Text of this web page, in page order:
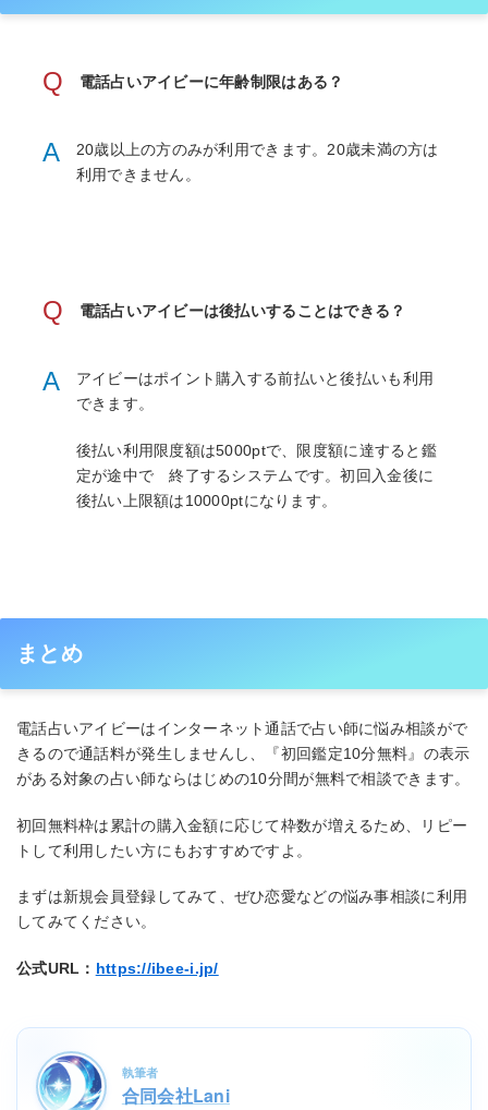
Q 電話占いアイビーに年齢制限はある？
A
20歳以上の方のみが利用できます。20歳未満の方は
利用できません。
Q 電話占いアイビーは後払いすることはできる？
A
アイビーはポイント購入する前払いと後払いも利用
できます。
後払い利用限度額は5000ptで、限度額に達すると鑑
定が途中で 終了するシステムです。初回入金後に
後払い上限額は10000ptになります。
まとめ
電話占いアイビーはインターネット通話で占い師に悩み相談がで
きるので通話料が発生しませんし、『初回鑑定10分無料』の表示
がある対象の占い師ならはじめの10分間が無料で相談できます。
初回無料枠は累計の購入金額に応じて枠数が増えるため、リピー
トして利用したい方にもおすすめですよ。
まずは新規会員登録してみて、ぜひ恋愛などの悩み事相談に利用
してみてください。
公式URL： https://ibee-i.jp/
執筆者
合同会社Lani